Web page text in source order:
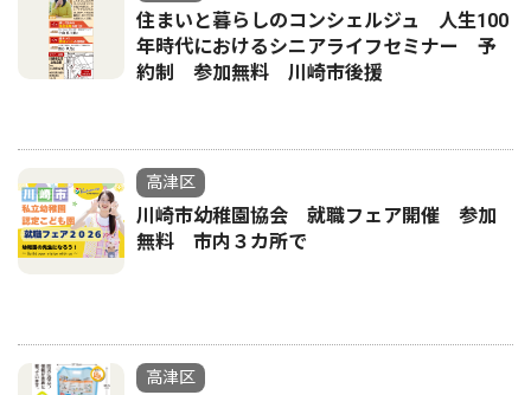
住まいと暮らしのコンシェルジュ 人生100
年時代におけるシニアライフセミナー 予
約制 参加無料 川崎市後援
高津区
川崎市幼稚園協会 就職フェア開催 参加
無料 市内３カ所で
高津区